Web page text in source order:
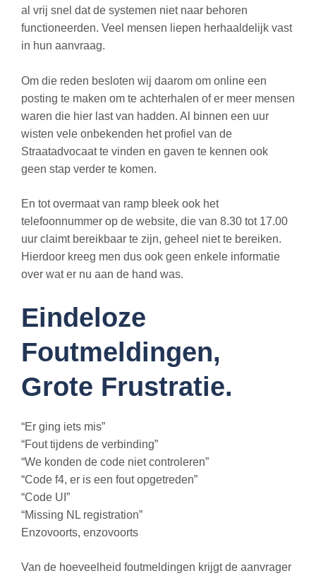
al vrij snel dat de systemen niet naar behoren
functioneerden. Veel mensen liepen herhaaldelijk vast
in hun aanvraag.
Om die reden besloten wij daarom om online een
posting te maken om te achterhalen of er meer mensen
waren die hier last van hadden. Al binnen een uur
wisten vele onbekenden het profiel van de
Straatadvocaat te vinden en gaven te kennen ook
geen stap verder te komen.
En tot overmaat van ramp bleek ook het
telefoonnummer op de website, die van 8.30 tot 17.00
uur claimt bereikbaar te zijn, geheel niet te bereiken.
Hierdoor kreeg men dus ook geen enkele informatie
over wat er nu aan de hand was.
Eindeloze
Foutmeldingen,
Grote Frustratie.
“Er ging iets mis”
“Fout tijdens de verbinding”
“We konden de code niet controleren”
“Code f4, er is een fout opgetreden”
“Code UI”
“Missing NL registration”
Enzovoorts, enzovoorts
Van de hoeveelheid foutmeldingen krijgt de aanvrager